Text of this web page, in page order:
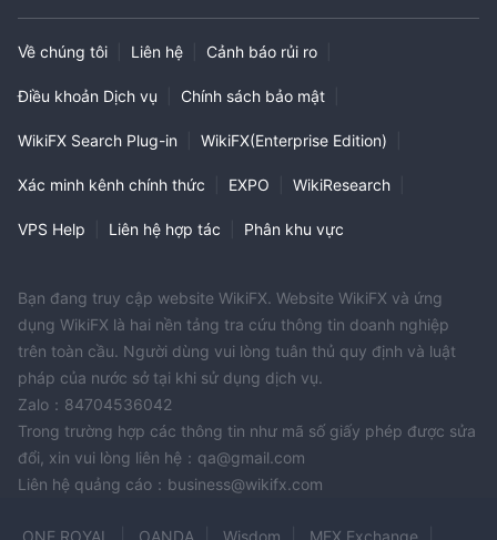
Về chúng tôi Liên hệ Cảnh báo rủi ro
Điều khoản Dịch vụ Chính sách bảo mật
WikiFX Search Plug-in WikiFX(Enterprise Edition)
Xác minh kênh chính thức EXPO WikiResearch
VPS Help Liên hệ hợp tác Phân khu vực
Bạn đang truy cập website WikiFX. Website WikiFX và ứng
dụng WikiFX là hai nền tảng tra cứu thông tin doanh nghiệp
trên toàn cầu. Người dùng vui lòng tuân thủ quy định và luật
pháp của nước sở tại khi sử dụng dịch vụ.
Zalo：84704536042
Trong trường hợp các thông tin như mã số giấy phép được sửa
đổi, xin vui lòng liên hệ：qa@gmail.com
Liên hệ quảng cáo：business@wikifx.com
ONE ROYAL OANDA Wisdom MEX Exchange